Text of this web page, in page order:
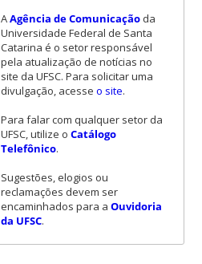
AAgência de Comunicaçãoda
Universidade Federal de Santa
Catarina é o setor responsável
pela atualização de notícias no
site da UFSC. Para solicitar uma
divulgação, acesse o site.
Para falar com qualquer setor da
UFSC, utilize o Catálogo
Telefônico.
Sugestões, elogios ou
reclamações devem ser
encaminhados para a Ouvidoria
da UFSC.